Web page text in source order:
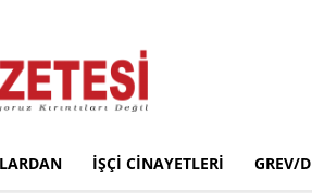
Gazetesi
İŞÇI CINAYETLERI GREV/